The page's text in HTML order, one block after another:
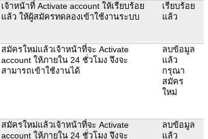
เจ้าหน้าที่ Activate account ให้เรียบร้อย
แล้ว ให้ผู้สมัครทดลองเข้าใช้งานระบบ
เรียบร้อย
แล้ว
สมัครใหม่แล้วเจ้าหน้าที่จะ Activate
account ให้ภายใน 24 ชั่วโมง จึงจะ
สามารถเข้าใช้งานได้
ลบข้อมูล
แล้ว
กรุณา
สมัคร
ใหม่
สมัครใหม่แล้วเจ้าหน้าที่จะ Activate
account ให้ภายใน 24 ชั่วโมง จึงจะ
ลบข้อมูล
แล้ว